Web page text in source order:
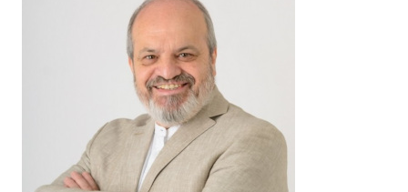
*
Guarda mi nombre, correo electrónico y web en
este navegador para la próxima vez que
comente.
Este sitio esta protegido por